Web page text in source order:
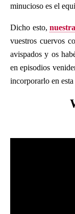
minucioso es el
Dicho esto,
vuestros cuervos
avispados y os
en episodios
incorporarlo en esta